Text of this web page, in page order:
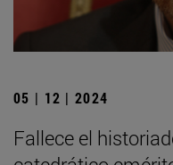
05 | 12 | 2024
Fallece el